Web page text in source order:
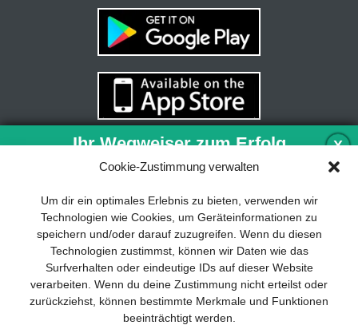
Cookie-Zustimmung verwalten
Um dir ein optimales Erlebnis zu bieten, verwenden wir
Technologien wie Cookies, um Geräteinformationen zu
speichern und/oder darauf zuzugreifen. Wenn du diesen
Technologien zustimmst, können wir Daten wie das
Surfverhalten oder eindeutige IDs auf dieser Website
verarbeiten. Wenn du deine Zustimmung nicht erteilst oder
zurückziehst, können bestimmte Merkmale und Funktionen
beeinträchtigt werden.
X
Ihr Wegweiser zum Erfolg
nachhaltigen Geschäftsmodells sind für
jedes Unternehmen unverzichtbar. Das
Business Model Canvas hilft, sich dabei
auf das Wesentliche zu konzentrieren
und stets im Blick zu behalten, worauf es
wirklich ankommt.
Abonnieren Sie unseren kostenlosen